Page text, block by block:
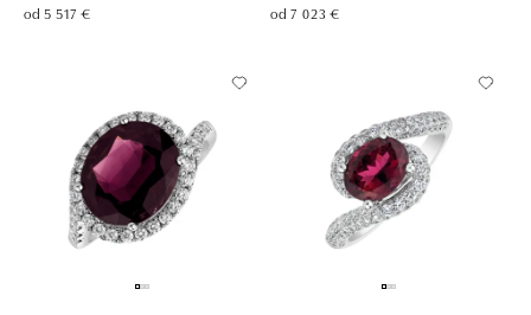
od 5 517 € od 7 023 €